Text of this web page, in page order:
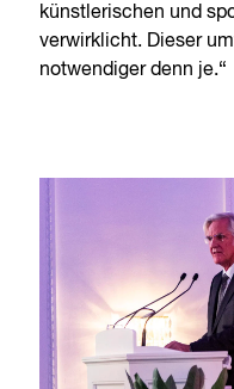
künstlerischen und
verwirklicht. Dieser
notwendiger denn je.“